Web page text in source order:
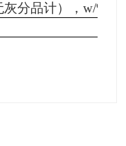
分品计），w/% ≤